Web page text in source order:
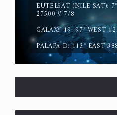
EUTELSAT (NILE SAT):
27500 V 7/8
GALAXY 19: 97° WEST
PALAPA D: 113° EAST